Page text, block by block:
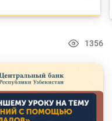
1356